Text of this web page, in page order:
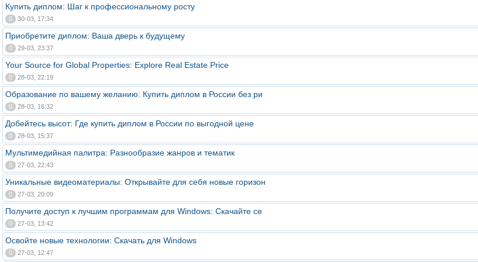
Купить диплом: Шаг к профессиональному росту
0 30-03, 17:34
Приобретите диплом: Ваша дверь к будущему
0 29-03, 23:37
Your Source for Global Properties: Explore Real Estate Price
0 28-03, 22:19
Образование по вашему желанию: Купить диплом в России без ри
0 28-03, 16:32
Добейтесь высот: Где купить диплом в России по выгодной цене
0 28-03, 15:37
Мультимедийная палитра: Разнообразие жанров и тематик
0 27-03, 22:43
Уникальные видеоматериалы: Открывайте для себя новые горизон
0 27-03, 20:09
Получите доступ к лучшим программам для Windows: Скачайте се
0 27-03, 13:42
Освойте новые технологии: Скачать для Windows
0 27-03, 12:47